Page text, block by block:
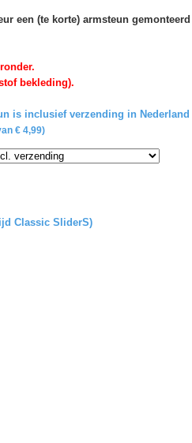
een (te korte) armsteun
bekleding).
is inclusief verzending in Nederland
€ 4,99)
Classic SliderS)